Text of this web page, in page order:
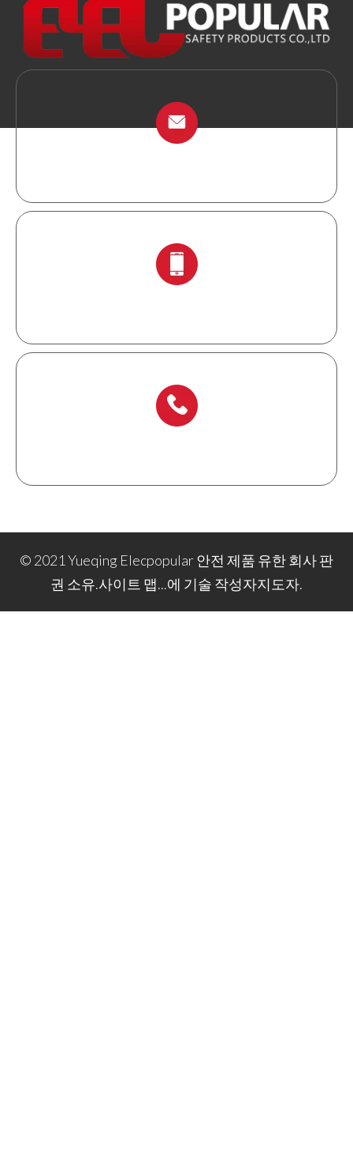
© 2021 Yueqing Elecpopular 안전 제품 유한 회사 판
권 소유.사이트 맵...에 기술 작성자지도자.